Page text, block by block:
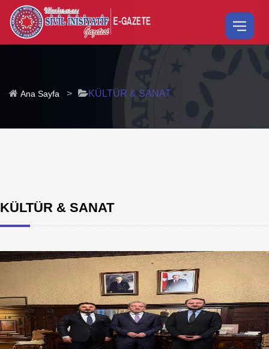
Ana Sayfa > KÜLTÜR & SANAT
KÜLTÜR & SANAT